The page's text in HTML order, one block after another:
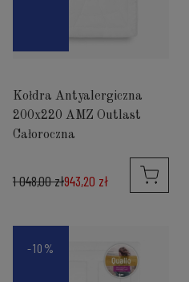
Kołdra Antyalergiczna
200x220 AMZ Outlast
Całoroczna
943,20 zł
1 048,00 zł
-10%